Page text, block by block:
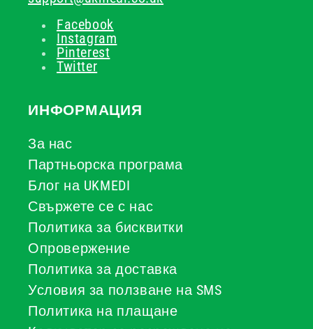
Facebook
Instagram
Pinterest
Twitter
ИНФОРМАЦИЯ
За нас
Партньорска програма
Блог на UKMEDI
Свържете се с нас
Политика за бисквитки
Опровержение
Политика за доставка
Условия за ползване на SMS
Политика на плащане